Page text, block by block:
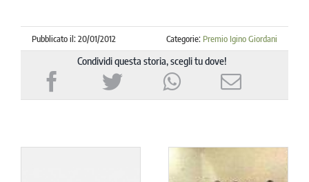
Pubblicato il: 20/01/2012 Categorie: Premio Igino Giordani
Condividi questa storia, scegli tu dove!